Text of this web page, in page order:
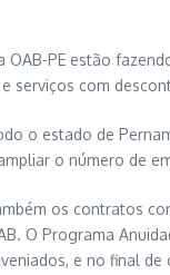
OAB-PE estão
serviços com
o estado de
o número de
os contratos
O Programa
e no final